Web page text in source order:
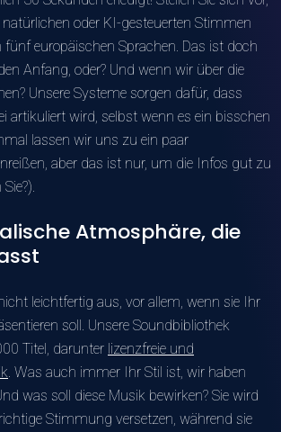
oder KI-gesteuerten Stimmen
europäischen Sprachen. Das ist doch
Anfang, oder? Und wenn wir über die
Unsere Systeme sorgen dafür, dass
artikuliert wird, selbst wenn es ein bisschen
lassen wir uns zu ein paar
aber das ist nur, um die Infos gut zu
Atmosphäre, die
leichtfertig aus, vor allem, wenn sie Ihr
soll. Unsere Soundbibliothek
Titel, darunter lizenzfreie und
. Was auch immer Ihr Stil ist, wir haben
was soll diese Musik bewirken? Sie wird
Stimmung versetzen, während sie